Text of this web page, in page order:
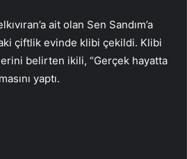
ait olan Sen Sandım’a
çiftlik evinde klibi çekildi. Klibi
belirten ikili, “Gerçek hayatta
yaptı.